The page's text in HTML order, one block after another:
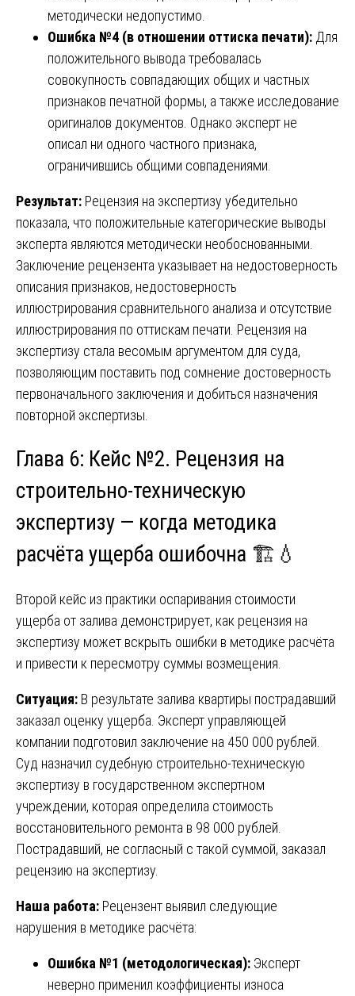
методически недопустимо.
Ошибка №4 (в отношении оттиска печати): Для
положительного вывода требовалась
совокупность совпадающих общих и частных
признаков печатной формы, а также исследование
оригиналов документов. Однако эксперт не
описал ни одного частного признака,
ограничившись общими совпадениями.
Результат: Рецензия на экспертизу убедительно
показала, что положительные категорические выводы
эксперта являются методически необоснованными.
Заключение рецензента указывает на недостоверность
описания признаков, недостоверность
иллюстрирования сравнительного анализа и отсутствие
иллюстрирования по оттискам печати. Рецензия на
экспертизу стала весомым аргументом для суда,
позволяющим поставить под сомнение достоверность
первоначального заключения и добиться назначения
повторной экспертизы.
Глава 6: Кейс №2. Рецензия на
строительно-техническую
экспертизу — когда методика
расчёта ущерба ошибочна 🏗️💧
Второй кейс из практики оспаривания стоимости
ущерба от залива демонстрирует, как рецензия на
экспертизу может вскрыть ошибки в методике расчёта
и привести к пересмотру суммы возмещения.
Ситуация: В результате залива квартиры пострадавший
заказал оценку ущерба. Эксперт управляющей
компании подготовил заключение на 450 000 рублей.
Суд назначил судебную строительно-техническую
экспертизу в государственном экспертном
учреждении, которая определила стоимость
восстановительного ремонта в 98 000 рублей.
Пострадавший, не согласный с такой суммой, заказал
рецензию на экспертизу.
Наша работа: Рецензент выявил следующие
нарушения в методике расчёта:
Ошибка №1 (методологическая): Эксперт
неверно применил коэффициенты износа